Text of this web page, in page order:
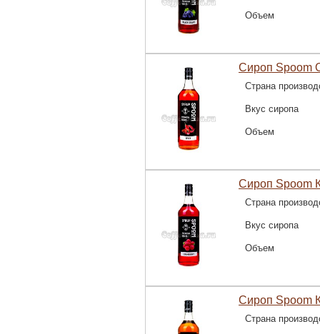
Объем
Сироп Spoom
Страна
Вкус сиропа
Объем
Сироп Spoom
Страна
Вкус сиропа
Объем
Сироп Spoom
Страна